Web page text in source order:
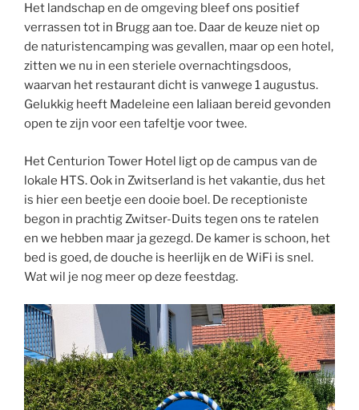
Het landschap en de omgeving bleef ons positief
verrassen tot in Brugg aan toe. Daar de keuze niet op
de naturistencamping was gevallen, maar op een hotel,
zitten we nu in een steriele overnachtingsdoos,
waarvan het restaurant dicht is vanwege 1 augustus.
Gelukkig heeft Madeleine een Ialiaan bereid gevonden
open te zijn voor een tafeltje voor twee.
Het Centurion Tower Hotel ligt op de campus van de
lokale HTS. Ook in Zwitserland is het vakantie, dus het
is hier een beetje een dooie boel. De receptioniste
begon in prachtig Zwitser-Duits tegen ons te ratelen
en we hebben maar ja gezegd. De kamer is schoon, het
bed is goed, de douche is heerlijk en de WiFi is snel.
Wat wil je nog meer op deze feestdag.